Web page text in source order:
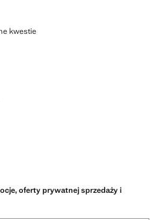
kwestie
oferty prywatnej sprzedaży i